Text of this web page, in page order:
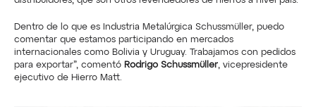
Dentro de lo que es Industria Metalúrgica Schussmüller, puedo
comentar que estamos participando en mercados
internacionales como Bolivia y Uruguay. Trabajamos con pedidos
para exportar”, comentó Rodrigo Schussmüller, vicepresidente
ejecutivo de Hierro Matt.